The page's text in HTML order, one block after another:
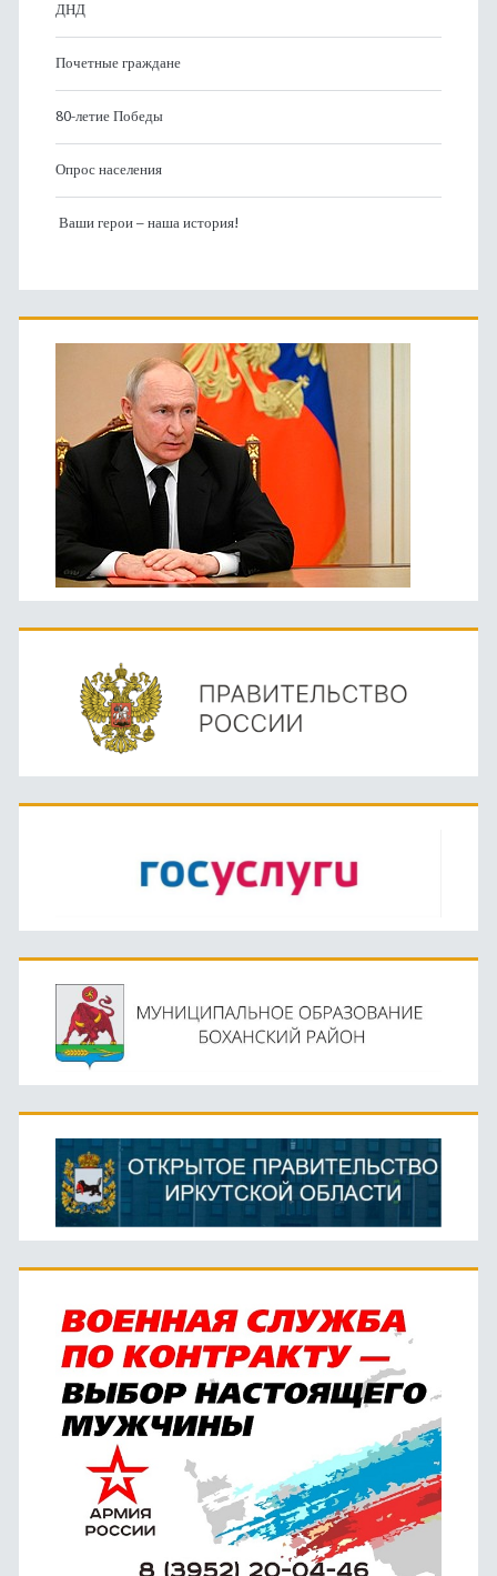
ДНД
Почетные граждане
80-летие Победы
Опрос населения
Ваши герои – наша история!